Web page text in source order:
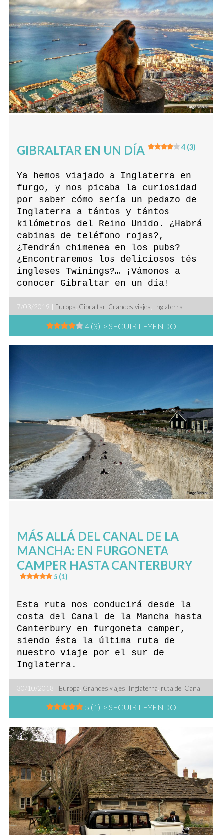
GIBRALTAR EN UN DÍA 4 (3)
Ya hemos viajado a Inglaterra en
furgo, y nos picaba la curiosidad
por saber cómo sería un pedazo de
Inglaterra a tántos y tántos
kilómetros del Reino Unido. ¿Habrá
cabinas de teléfono rojas?,
¿Tendrán chimenea en los pubs?
¿Encontraremos los deliciosos tés
ingleses Twinings?… ¡Vámonos a
conocer Gibraltar en un día!
7/03/2019 | Europa, Gibraltar, Grandes viajes, Inglaterra
4 (3)"> SEGUIR LEYENDO
MÁS ALLÁ DEL CANAL DE LA
MANCHA: EN FURGONETA
CAMPER HASTA CANTERBURY
5 (1)
Esta ruta nos conducirá desde la
costa del Canal de la Mancha hasta
Canterbury en furgoneta camper,
siendo ésta la última ruta de
nuestro viaje por el sur de
Inglaterra.
30/10/2018 | Europa Grandes viajes Inglaterra ruta del Canal
5 (1)"> SEGUIR LEYENDO